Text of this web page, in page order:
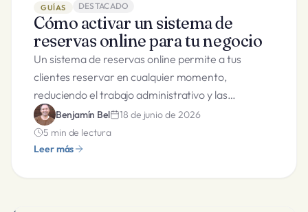
GUÍAS DESTACADO
Cómo activar un sistema de
reservas online para tu negocio
Un sistema de reservas online permite a tus
clientes reservar en cualquier momento,
reduciendo el trabajo administrativo y las
ausencias.
Benjamín Bel
18 de junio de 2026
5 min de lectura
Leer más